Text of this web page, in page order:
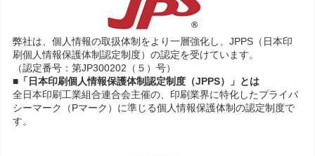
弊社は、個人情報の取扱体制をより一層強化し、JPPS（日本印
刷個人情報保護体制認定制度）の認定を受けています。
（認定番号：第JP300202（５）号）
■「日本印刷個人情報保護体制認定制度（JPPS）」とは
全日本印刷工業組合連合会主催の、印刷業界に特化したプライバ
シーマーク（Pマーク）に準じる個人情報保護体制の認定制度で
す。